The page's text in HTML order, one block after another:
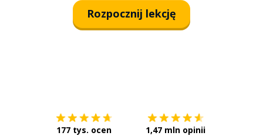
Rozpocznij lekcję
177 tys. ocen 1,47 mln opinii